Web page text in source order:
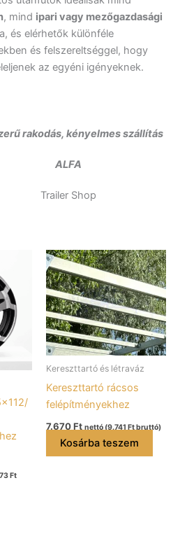
, mind ipari vagy mezőgazdasági
és elérhetők különféle
és felszereltséggel, hogy
az egyéni igényeknek.
rakodás, kényelmes szállítás
ALFA
Trailer Shop
Ft
Kereszttartó és létraváz
Kereszttartó rácsos
felépítményekhez
7.670Ft nettó (9.741 Ftbruttó)
Kosárba teszem